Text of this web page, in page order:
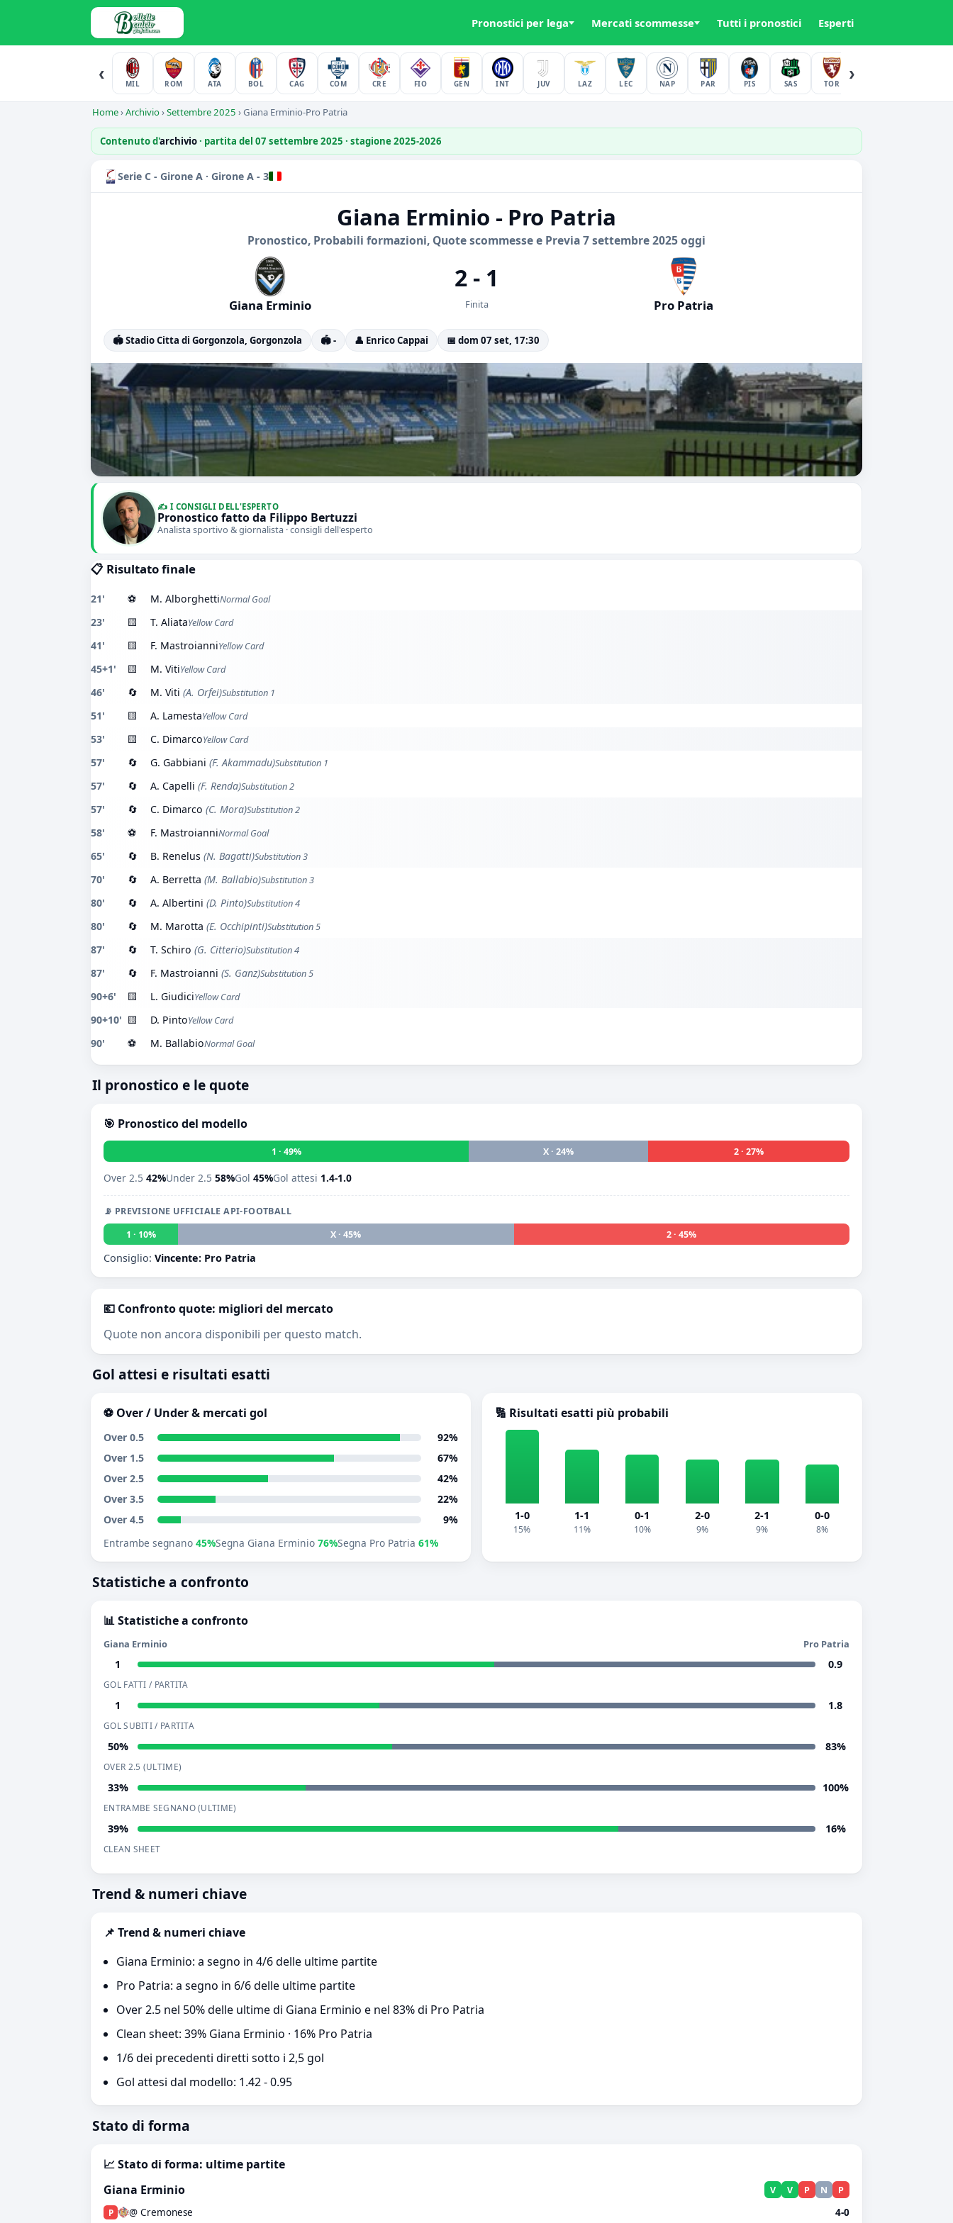
Pronostici per lega Mercati scommesse Tutti i pronostici Esperti
‹
MIL ROM ATA BOL CAG COM CRE FIO GEN INT JUV LAZ LEC NAP PAR PIS SAS TOR
›
Home›Archivio›Settembre 2025 ›Giana Erminio-Pro Patria
Contenuto d'archivio· partita del 07 settembre 2025 · stagione 2025-2026
Serie C - Girone A · Girone A - 3
Giana Erminio - Pro Patria
Pronostico, Probabili formazioni, Quote scommesse e Previa 7 settembre 2025 oggi
Giana Erminio
2 - 1
Finita Pro Patria
🏟️ Stadio Citta di Gorgonzola, Gorgonzola 🏟️ - 👤 Enrico Cappai 📅 dom 07 set, 17:30
✍️ I CONSIGLI DELL'ESPERTO
Pronostico fatto da Filippo Bertuzzi
Analista sportivo & giornalista · consigli dell'esperto
📋 Risultato finale
21' ⚽ M. AlborghettiNormal Goal
23' 🟨 T. AliataYellow Card
41' 🟨 F. MastroianniYellow Card
45+1' 🟨 M. VitiYellow Card
46' 🔄 M. Viti (A. Orfei)Substitution 1
51' 🟨 A. LamestaYellow Card
53' 🟨 C. DimarcoYellow Card
57' 🔄 G. Gabbiani (F. Akammadu)Substitution 1
57' 🔄 A. Capelli (F. Renda)Substitution 2
57' 🔄 C. Dimarco (C. Mora)Substitution 2
58' ⚽ F. MastroianniNormal Goal
65' 🔄 B. Renelus (N. Bagatti)Substitution 3
70' 🔄 A. Berretta (M. Ballabio)Substitution 3
80' 🔄 A. Albertini (D. Pinto)Substitution 4
80' 🔄 M. Marotta (E. Occhipinti)Substitution 5
87' 🔄 T. Schiro (G. Citterio)Substitution 4
87' 🔄 F. Mastroianni (S. Ganz)Substitution 5
90+6' 🟨 L. GiudiciYellow Card
90+10' 🟨 D. PintoYellow Card
90' ⚽ M. BallabioNormal Goal
Il pronostico e le quote
🎯 Pronostico del modello
1 · 49% X · 24% 2 · 27%
Over 2.5 42%Under 2.5 58%Gol 45%Gol attesi 1.4-1.0
📡 PREVISIONE UFFICIALE API-FOOTBALL
1 · 10%
X · 45% 2 · 45%
Consiglio: Vincente: Pro Patria
💶 Confronto quote: migliori del mercato
Quote non ancora disponibili per questo match.
Gol attesi e risultati esatti
⚽ Over / Under & mercati gol
Over 0.5
92%
Over 1.5
67%
Over 2.5
42%
Over 3.5
22%
Over 4.5
9%
Entrambe segnano 45%Segna Giana Erminio 76%Segna Pro Patria 61%
🔢 Risultati esatti più probabili
1-0
15%
1-1
11%
0-1
10%
2-0
9%
2-1
9%
0-0
8%
Statistiche a confronto
📊 Statistiche a confronto
Giana Erminio Pro Patria
1 0.9
GOL FATTI / PARTITA
1 1.8
GOL SUBITI / PARTITA
50% 83%
OVER 2.5 (ULTIME)
33% 100%
ENTRAMBE SEGNANO (ULTIME)
39% 16%
CLEAN SHEET
Trend & numeri chiave
📌 Trend & numeri chiave
Giana Erminio: a segno in 4/6 delle ultime partite
Pro Patria: a segno in 6/6 delle ultime partite
Over 2.5 nel 50% delle ultime di Giana Erminio e nel 83% di Pro Patria
Clean sheet: 39% Giana Erminio · 16% Pro Patria
1/6 dei precedenti diretti sotto i 2,5 gol
Gol attesi dal modello: 1.42 - 0.95
Stato di forma
📈 Stato di forma: ultime partite
Giana Erminio
V V P N P
P @ Cremonese 4-0